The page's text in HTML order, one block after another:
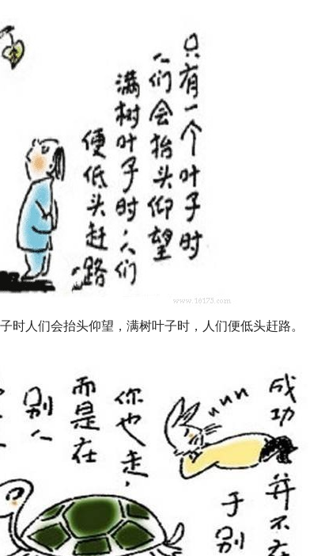
时人们会抬头仰望，满树叶子时，人们便低头赶路。